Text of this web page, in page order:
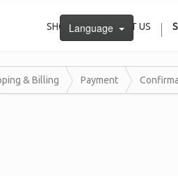
SHOP CONTACT US
Language
& Billing Payment